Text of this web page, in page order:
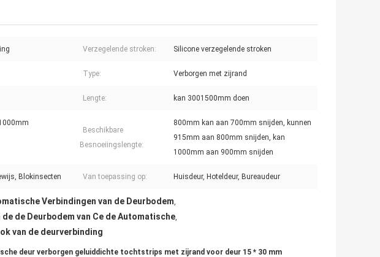
Verzegelende stroken: Silicone verzegelende stroken
Type: Verborgen met zijrand
Lengte: kan 3001500mm doen
Beschikbare
Besnoeiingslengte:
800mm kan aan 700mm snijden, kunnen
915mm aan 800mm snijden, kan
1000mm aan 900mm snijden
Blokinsecten Van toepassing op: Huisdeur, Hoteldeur, Bureaudeur
Verbindingen van de Deurbodem
de Deurbodem van Ce de Automatische
van de deurverbinding
deur verborgen geluiddichte tochtstrips met zijrand voor deur 15 * 30 mm